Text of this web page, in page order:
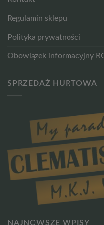
Regulamin sklepu
Polityka prywatności
Obowiązek informacyjny
SPRZEDAŻ HURTOWA
NAJNOWSZE WPISY